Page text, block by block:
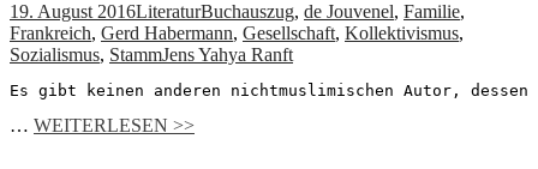
19. August 2016LiteraturBuchauszug, de Jouvenel, Familie,
Frankreich, Gerd Habermann, Gesellschaft, Kollektivismus,
Sozialismus, StammJens Yahya Ranft
Es gibt keinen anderen nichtmuslimischen Autor,
… WEITERLESEN >>